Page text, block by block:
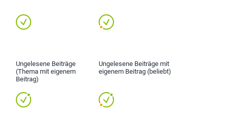
Ungelesene Beiträge
(Thema mit eigenem
Beitrag)
Ungelesene Beiträge mit
eigenem Beitrag (beliebt)